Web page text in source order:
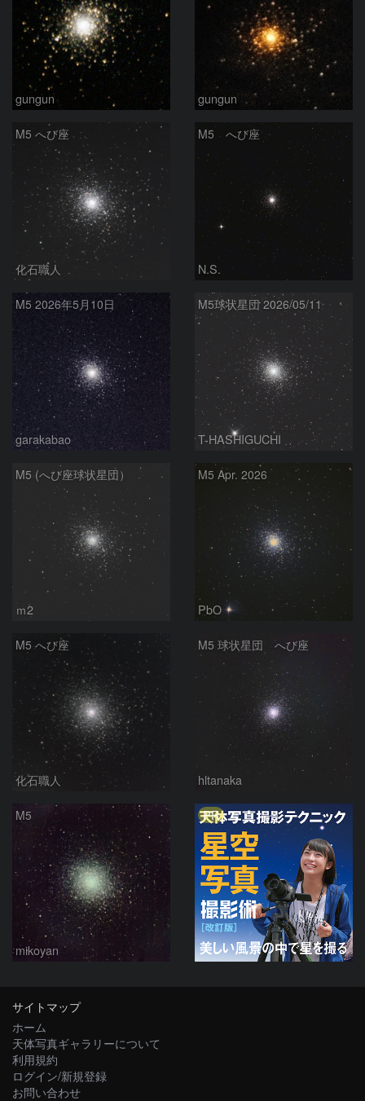
gungun gungun
M5 へび座
化石職人
M5 へび座
N.S.
M5 2026‎年5月10日
garakabao
M5球状星団 2026/05/11
T-HASHIGUCHI
M5 (へび座球状星団）
ｍ2
M5 Apr. 2026
PbO
M5 へび座
化石職人
M5 球状星団 へび座
hltanaka
M5
mikoyan
PR
サイトマップ
ホーム
天体写真ギャラリーについて
利用規約
ログイン/新規登録
お問い合わせ